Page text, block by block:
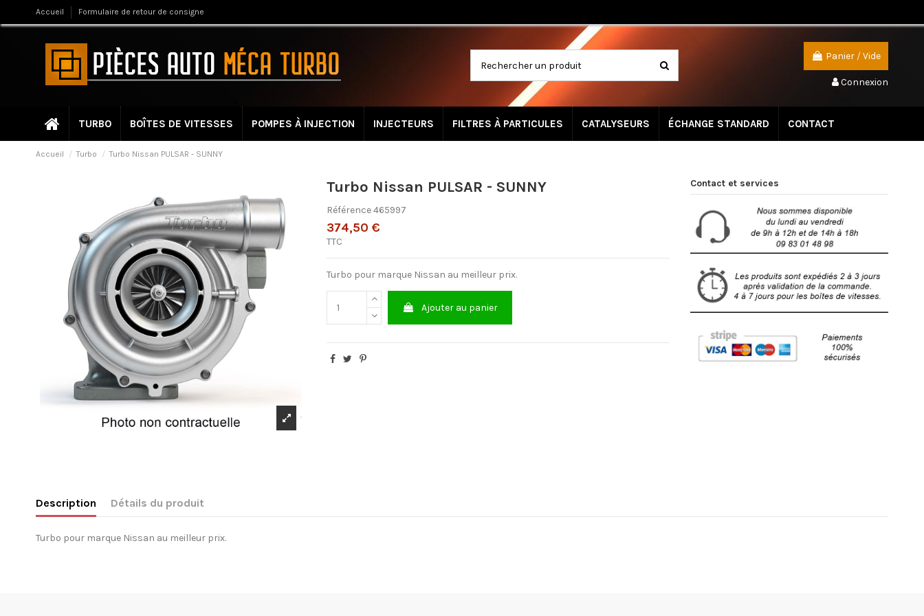
Accueil Formulaire de retour de consigne
Panier /Vide
Connexion
TURBO BOÎTES DE VITESSES POMPES À INJECTION INJECTEURS FILTRES À PARTICULES CATALYSEURS ÉCHANGE STANDARD CONTACT
Accueil Turbo Turbo Nissan PULSAR - SUNNY
Turbo Nissan PULSAR - SUNNY
Référence465997
374,50 €
TTC
Turbo pour marque Nissan au meilleur prix.
Ajouter au panier
Contact et services
Description Détails du produit
Turbo pour marque Nissan au meilleur prix.